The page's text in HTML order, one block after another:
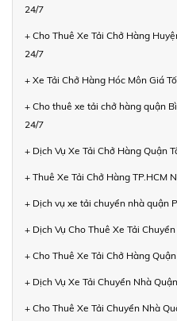
24/7
+ Cho Thuê Xe Tải Chở Hàng
24/7
+ Xe Tải Chở Hàng Hóc Môn Giá
+ Cho thuê xe tải chở hàng quận
24/7
+ Dịch Vụ Xe Tải Chở Hàng Quận
+ Thuê Xe Tải Chở Hàng TP.HCM
+ Dịch vụ xe tải chuyển nhà quận
+ Dịch Vụ Cho Thuê Xe Tải
+ Cho Thuê Xe Tải Chở Hàng
+ Dịch Vụ Xe Tải Chuyển Nhà
+ Cho Thuê Xe Tải Chuyển Nhà